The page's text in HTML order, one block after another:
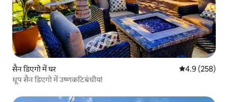
सैन डिएगो में घर औसत रेटिंग 5 में
4.9 (258)
धूप सैन डिएगो में उष्णकटिबंधीय!